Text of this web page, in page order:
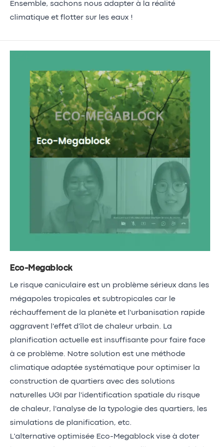
Ensemble, sachons nous adapter à la réalité
climatique et flotter sur les eaux !
Eco-Megablock
Le risque caniculaire est un problème sérieux dans les
mégapoles tropicales et subtropicales car le
réchauffement de la planète et l'urbanisation rapide
aggravent l'effet d'îlot de chaleur urbain. La
planification actuelle est insuffisante pour faire face
à ce problème. Notre solution est une méthode
climatique adaptée systématique pour optimiser la
construction de quartiers avec des solutions
naturelles UGI par l'identification spatiale du risque
de chaleur, l'analyse de la typologie des quartiers, les
simulations de planification, etc.
L'alternative optimisée Eco-Megablock vise à doter